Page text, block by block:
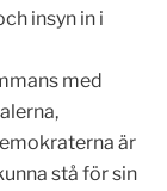
insyn in i
med
är
stå för sin